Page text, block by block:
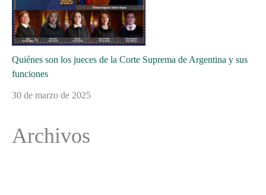
Quiénes son los jueces de la Corte Suprema de Argentina y sus
funciones
30 de marzo de 2025
Archivos